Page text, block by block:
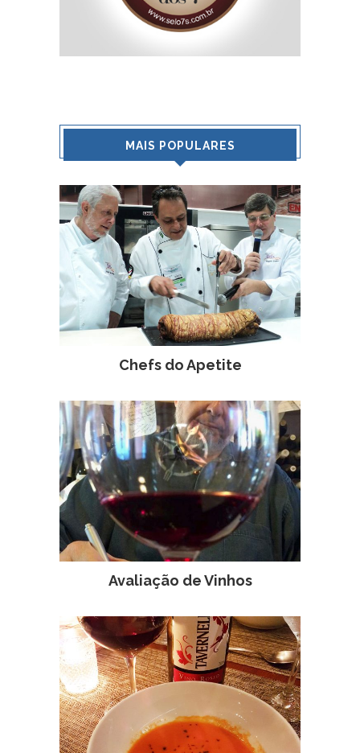
MAIS POPULARES
Chefs do Apetite
Avaliação de Vinhos